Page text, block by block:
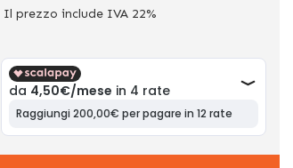
Il prezzo include IVA 22%